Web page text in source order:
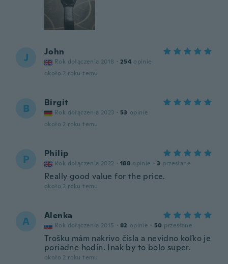
J John
Rok dołączenia 2018 · 254 opinie
około 2 roku temu
B Birgit
Rok dołączenia 2023 · 53 opinie
około 2 roku temu
P Philip
Rok dołączenia 2022 · 188 opinie · 3 przesłane
Really good value for the price.
około 2 roku temu
A Alenka
Rok dołączenia 2015 · 82 opinie · 50 przesłane
Trošku mám nakrivo čísla a nevidno koľko je
poriadne hodín. Inak by to bolo super.
około 2 roku temu